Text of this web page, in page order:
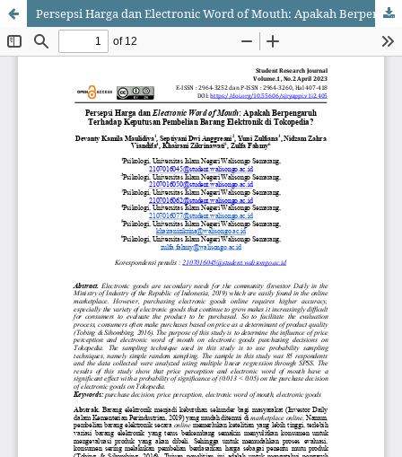
Persepsi Harga dan Electronic Word of Mouth: Apakah Berpengaruh Terhadap Keputusan Pembelian Barang Elektronik di Tokopedia?